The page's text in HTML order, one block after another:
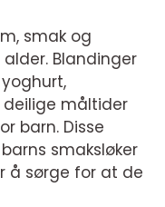
smak og
Blandinger
deilige måltider
barn. Disse
smaksløker
å sørge for at de